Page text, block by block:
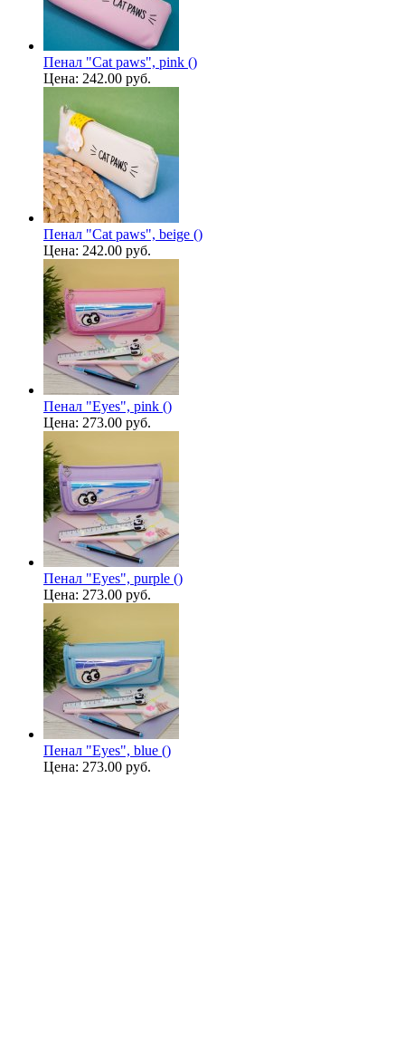
Пенал "Cat paws", pink ()
Цена: 242.00 руб.
Пенал "Cat paws", beige ()
Цена: 242.00 руб.
Пенал "Eyes", pink ()
Цена: 273.00 руб.
Пенал "Eyes", purple ()
Цена: 273.00 руб.
Пенал "Eyes", blue ()
Цена: 273.00 руб.